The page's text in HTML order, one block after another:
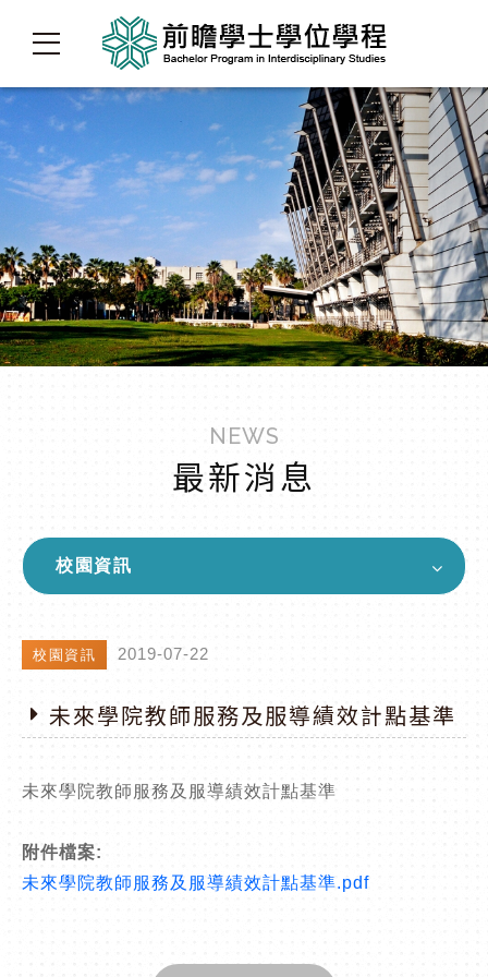
NEWS
最新消息
校園資訊
校園資訊 2019-07-22
未來學院教師服務及服導績效計點基準
未來學院教師服務及服導績效計點基準
附件檔案:
未來學院教師服務及服導績效計點基準.pdf